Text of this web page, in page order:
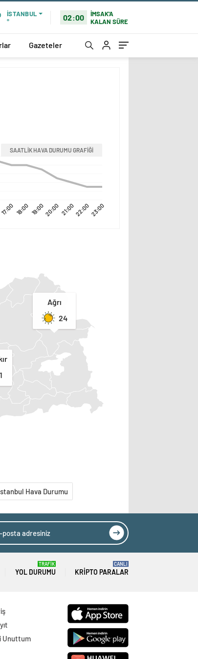
İSTANBUL
°
02:00
İMSAK'A
KALAN SÜRE
Gazeteler
SAATLİK HAVA DURUMU GRAFİĞİ
17:00 18:00 19:0020:0021:0022:0023:00
Ağrı
24
Hava Durumu
YOL DURUMU
TRAFİK
KRIPTO PARALAR
CANLI
Unuttum